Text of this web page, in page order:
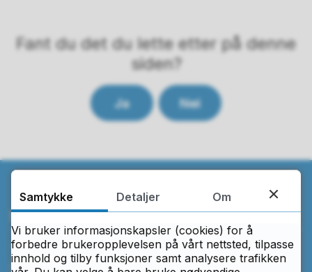
Fant du det du lette etter på denne
siden?
Ja Nei
Ring oss
Telefon
69 10 20 00
Samtykke Detaljer Om
Vi bruker informasjonskapsler (cookies) for å
forbedre brukeropplevelsen på vårt nettsted, tilpasse
innhold og tilby funksjoner samt analysere trafikken